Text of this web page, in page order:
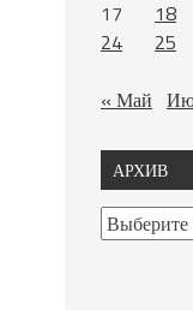
17
18
24
25
« Май
АРХИВ